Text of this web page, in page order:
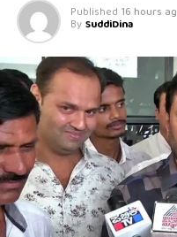
Published 16 hours
By SuddiDina